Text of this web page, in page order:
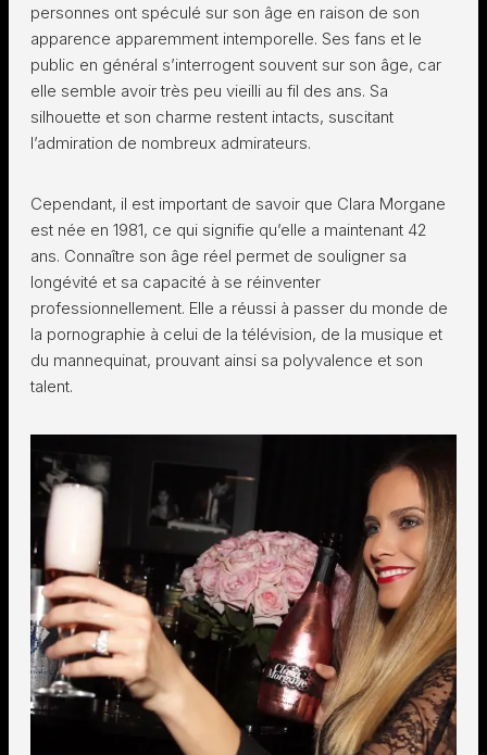
personnes ont spéculé sur son âge en raison de son
apparence apparemment intemporelle. Ses fans et le
public en général s’interrogent souvent sur son âge, car
elle semble avoir très peu vieilli au fil des ans. Sa
silhouette et son charme restent intacts, suscitant
l’admiration de nombreux admirateurs.
Cependant, il est important de savoir que Clara Morgane
est née en 1981, ce qui signifie qu’elle a maintenant 42
ans. Connaître son âge réel permet de souligner sa
longévité et sa capacité à se réinventer
professionnellement. Elle a réussi à passer du monde de
la pornographie à celui de la télévision, de la musique et
du mannequinat, prouvant ainsi sa polyvalence et son
talent.